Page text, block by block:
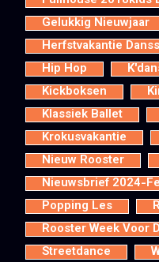
Gelukkig Nieuwjaar
Herfstvakantie
Hip Hop
Kickboksen
Klassiek Ballet
Krokusvakantie
Nieuw Rooster
Nieuwsbrief 2024-
Popping Les
Rooster Week Voor
Streetdance